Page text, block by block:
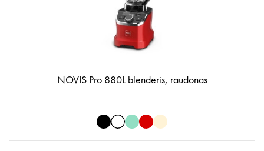
NOVIS Pro 880L blenderis, raudonas